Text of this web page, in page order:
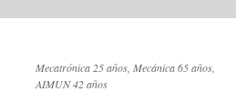
Mecatrónica 25 años, Mecánica 65 años,
AIMUN 42 años